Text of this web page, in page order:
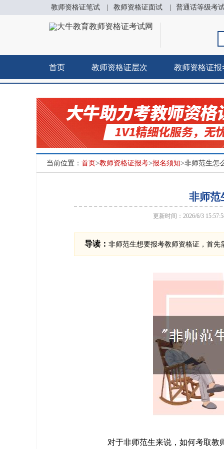
教师资格证笔试 教师资格证面试 普通话等级考
首页 教师资格证层次 教师资格证报
当前位置： 首页>教师资格证报考>报名须知>非师范生怎
非师范
更新时间：2026/6/3
导读： 非师范生想要报考教师资格证，首先
对于非师范生来说，如何考取教